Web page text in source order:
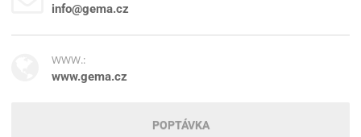
info@gema.cz
WWW.:
www.gema.cz
POPTÁVKA